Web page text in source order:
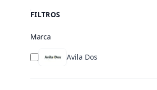
FILTROS
Marca
Avila Dos